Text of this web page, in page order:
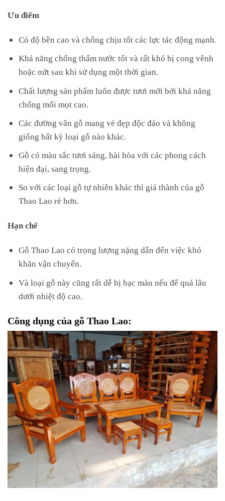
Ưu điểm
Có độ bền cao và chống chịu tốt các lực tác động mạnh.
Khả năng chống thấm nước tốt và rất khó bị cong vênh
hoặc nứt sau khi sử dụng một thời gian.
Chất lượng sản phẩm luôn được tươi mới bởi khả năng
chống mối mọt cao.
Các đường vân gỗ mang vẻ đẹp độc đáo và không
giống bất kỳ loại gỗ nào khác.
Gỗ có màu sắc tươi sáng, hài hòa với các phong cách
hiện đại, sang trọng.
So với các loại gỗ tự nhiên khác thì giá thành của gỗ
Thao Lao rẻ hơn.
Hạn chế
Gỗ Thao Lao có trọng lượng nặng dẫn đến việc khó
khăn vận chuyển.
Và loại gỗ này cũng rất dễ bị bạc màu nếu để quá lâu
dưới nhiệt độ cao.
Công dụng của gỗ Thao Lao: